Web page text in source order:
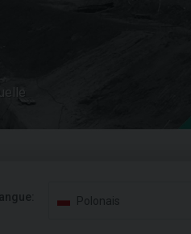
Polonais